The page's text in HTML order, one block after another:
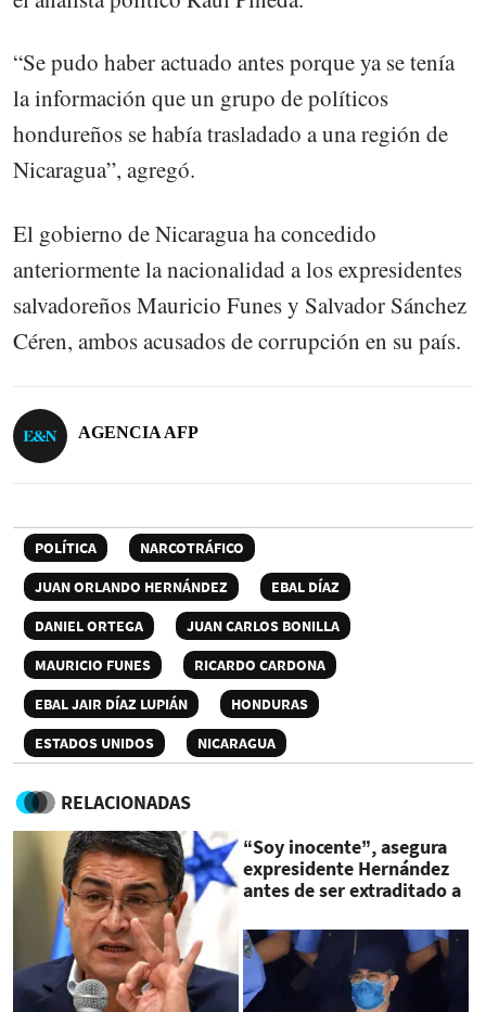
“Se pudo haber actuado antes porque ya se tenía
la información que un grupo de políticos
hondureños se había trasladado a una región de
Nicaragua”, agregó.
El gobierno de Nicaragua ha concedido
anteriormente la nacionalidad a los expresidentes
salvadoreños Mauricio Funes y Salvador Sánchez
Céren, ambos acusados de corrupción en su país.
AGENCIA AFP
POLÍTICA
NARCOTRÁFICO
JUAN ORLANDO HERNÁNDEZ
EBAL DÍAZ
DANIEL ORTEGA
JUAN CARLOS BONILLA
MAURICIO FUNES
RICARDO CARDONA
EBAL JAIR DÍAZ LUPIÁN
HONDURAS
ESTADOS UNIDOS
NICARAGUA
RELACIONADAS
“Soy inocente”, asegura
expresidente Hernández
antes de ser extraditado a